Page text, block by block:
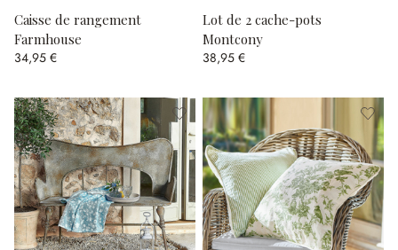
Caisse de rangement
Farmhouse
34,95 €
Lot de 2 cache-pots
Montcony
38,95 €